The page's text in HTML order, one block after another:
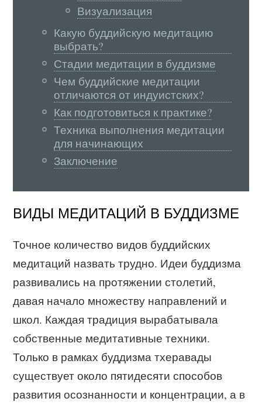
Визуализация
Какую буддийскую медитацию
выбрать?
Стадии медитации в буддизме
Чем буддийские медитации
отличаются от индуистских?
Как подготовиться к практике?
Техника выполнения медитации
для начинающих
Заключение
ВИДЫ МЕДИТАЦИЙ В БУДДИЗМЕ
Точное количество видов буддийских
медитаций назвать трудно. Идеи буддизма
развивались на протяжении столетий,
давая начало множеству направлений и
школ. Каждая традиция вырабатывала
собственные медитативные техники.
Только в рамках буддизма тхеравады
существует около пятидесяти способов
развития осознанности и концентрации, а в